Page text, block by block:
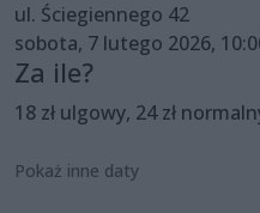
ul. Ściegiennego 42
sobota, 7 lutego 2026,
Za ile?
18 zł ulgowy, 24 zł
Pokaż inne daty